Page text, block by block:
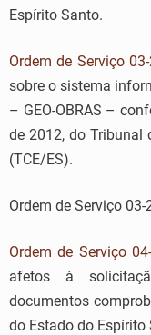
Espírito Santo.
Ordem de Serviço
sobre o sistema
– GEO-OBRAS –
de 2012, do Tribunal
(TCE/ES).
Ordem de Serviço 03-
Ordem de Serviço
afetos à
documentos
do Estado do Espírito